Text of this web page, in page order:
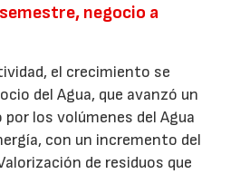
negocio a
el crecimiento se
del Agua, que avanzó un
los volúmenes del Agua
con un incremento del
de residuos que